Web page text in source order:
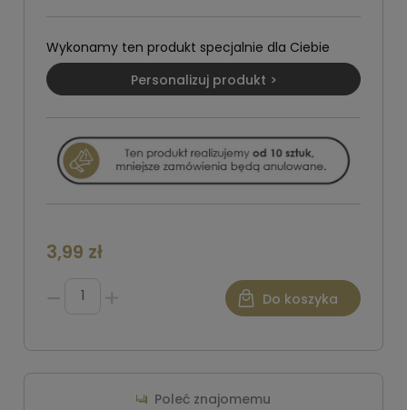
Wykonamy ten produkt specjalnie dla Ciebie
Personalizuj produkt >
3,99 zł
Do koszyka
Poleć znajomemu